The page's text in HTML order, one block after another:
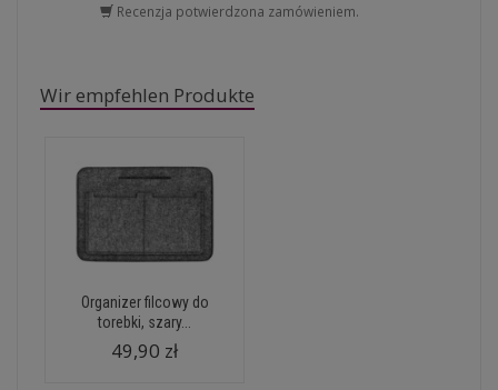
Recenzja potwierdzona zamówieniem.
Wir empfehlen Produkte
Organizer filcowy do
torebki, szary...
49,90 zł